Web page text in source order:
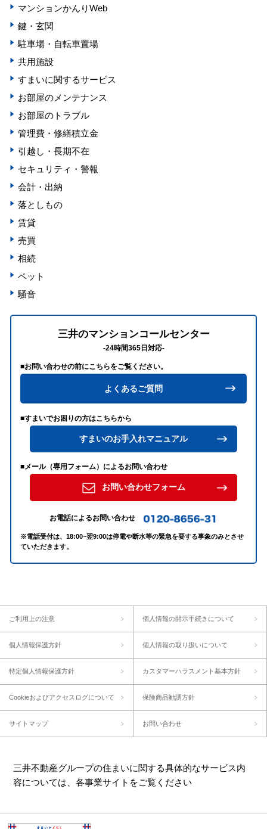
マンションかんりWeb
鍵・玄関
駐車場・自転車置場
共用施設
すまいに関するサービス
お部屋のメンテナンス
お部屋のトラブル
管理費・修繕積立金
引越し・長期不在
セキュリティ・警報
会計・出納
落としもの
賃貸
売買
相続
ペット
騒音
三井のマンションコールセンター
-24時間365日対応-
■お問い合わせの前にこちらをご覧ください。
よくあるご質問
■すまいでお困りの方はこちらから
すまいのお手入れマニュアル
■メール（専用フォーム）によるお問い合わせ
お問い合わせフォーム
お電話によるお問い合わせ
※電話受付は、18:00~翌9:00は停電や断水等の緊急を要する事象のみとさせ
ていただきます。
ご利用上の注意 個人情報の開示手続きについて
個人情報保護方針 個人情報の取り扱いについて
特定個人情報保護方針 カスタマーハラスメント基本方針
Cookieおよびアクセスログについて 保険商品勧誘方針
サイトマップ お問い合わせ
三井不動産グループの住まいに関する具体的なサービス内
容については、各事業サイトをご覧ください